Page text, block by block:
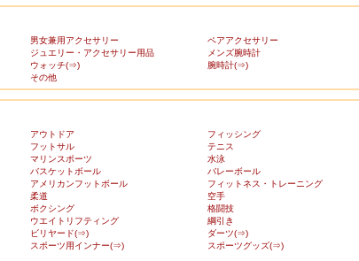
男女兼用アクセサリー ペアアクセサリー
ジュエリー・アクセサリー用品 メンズ腕時計
ウォッチ(⇒) 腕時計(⇒)
その他
アウトドア フィッシング
フットサル テニス
マリンスポーツ 水泳
バスケットボール バレーボール
アメリカンフットボール フィットネス・トレーニング
柔道 空手
ボクシング 格闘技
ウエイトリフティング 綱引き
ビリヤード(⇒) ダーツ(⇒)
スポーツ用インナー(⇒) スポーツグッズ(⇒)